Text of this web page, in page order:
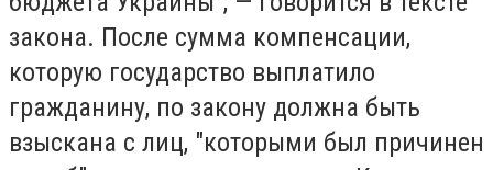
закона. После сумма компенсации,
которую государство выплатило
гражданину, по закону должна быть
взыскана с лиц, "которыми был причинен